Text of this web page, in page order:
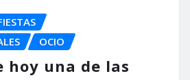
OCIO
hoy una de las